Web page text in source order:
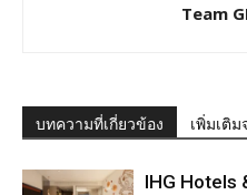
Team
บทความที่เกี่ยวข้อง เพิ่มเติ
IHG Hotels